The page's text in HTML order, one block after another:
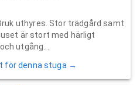
uthyres. Stor trädgård samt
är stort med härligt
utgång...
för denna stuga →